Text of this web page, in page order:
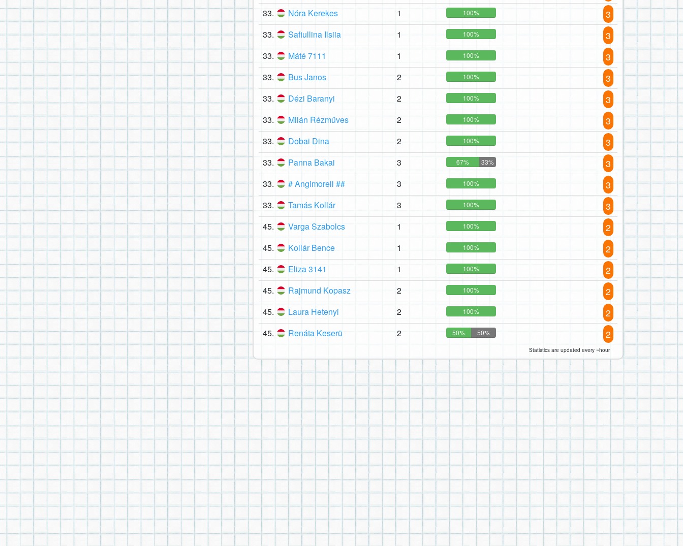
33. Nóra Kerekes 1 100% 3
33. Safiullina Ilsiia 1 100% 3
33. Máté 7111 1 100% 3
33. Bus Janos 2 100% 3
33. Dézi Baranyi 2 100% 3
33. Milán Rézműves 2 100% 3
33. Dobai Dina 2 100% 3
33. Panna Bakai 3 67% 33% 3
33. # Angimorell ## 3 100% 3
33. Tamás Kollár 3 100% 3
45. Varga Szabolcs 1 100% 2
45. Kollár Bence 1 100% 2
45. Eliza 3141 1 100% 2
45. Rajmund Kopasz 2 100% 2
45. Laura Hetenyi 2 100% 2
45. Renáta Keserü 2 50% 50% 2
Statistics are updated every ~hour